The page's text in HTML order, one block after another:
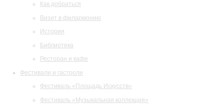
Как добраться
Визит в филармонию
История
Библиотека
Ресторан и кафе
Фестивали и гастроли
Фестиваль «Площадь Искусств»
Фестиваль «Музыкальная коллекция»